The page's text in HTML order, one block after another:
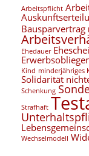
Arbeitspflicht
Bausparvertrag
Ehedauer
Kind minderjähriges
Solidarität
Schenkung
Strafhaft
Wechselmodell